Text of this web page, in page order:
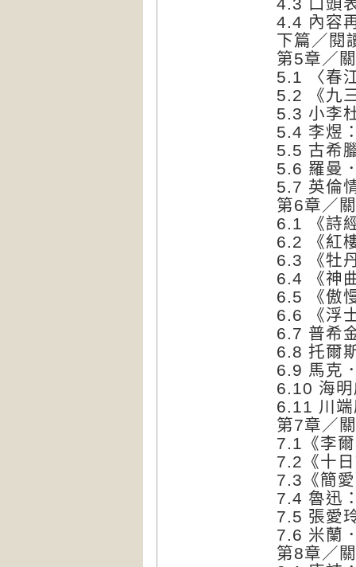
4.4 內容
下篇／閱
第5章／
5.1 〈春
5.2 《九
5.3 小李
5.4 李煜
5.5 古希
5.6 羅曼
5.7 英倫
第6章／
6.1 《詩
6.2 《紅
6.3 《牡
6.4 《神
6.5 《傲
6.6 《浮
6.7 普希
6.8 托爾
6.9 馬克
6.10 海
6.11 川
第7章／
7.1《李
7.2《十
7.3《簡
7.4 魯迅
7.5 張愛
7.6 米蘭
第8章／